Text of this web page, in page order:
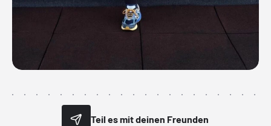
Teil es mit deinen Freunden